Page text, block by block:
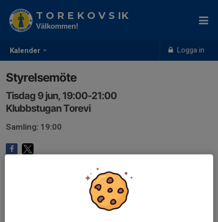
Kalender Logga in
T O R E K O V S IK
Välkommen!
Styrelsemöte
Tisdag 9 jun, 19:00-21:00
Klubbstugan Torevi
Samling: 19:00